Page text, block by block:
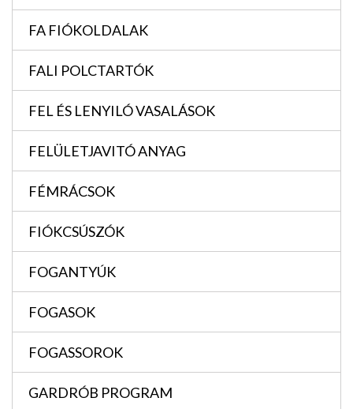
FA FIÓKOLDALAK
FALI POLCTARTÓK
FEL ÉS LENYILÓ VASALÁSOK
FELÜLETJAVITÓ ANYAG
FÉMRÁCSOK
FIÓKCSÚSZÓK
FOGANTYÚK
FOGASOK
FOGASSOROK
GARDRÓB PROGRAM